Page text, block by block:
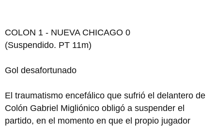
COLON 1 - NUEVA CHICAGO 0
(Suspendido. PT 11m)
Gol desafortunado
El traumatismo encefálico que sufrió el delantero de
Colón Gabriel Migliónico obligó a suspender el
partido, en el momento en que el propio jugador